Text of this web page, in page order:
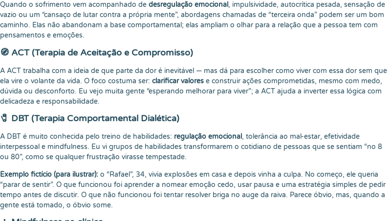
Quando o sofrimento vem acompanhado de desregulação emocional, impulsividade, autocrítica pesada, sensação de
vazio ou um “cansaço de lutar contra a própria mente”, abordagens chamadas de “terceira onda” podem ser um bom
caminho. Elas não abandonam a base comportamental; elas ampliam o olhar para a relação que a pessoa tem com
pensamentos e emoções.
🧭 ACT (Terapia de Aceitação e Compromisso)
A ACT trabalha com a ideia de que parte da dor é inevitável — mas dá para escolher como viver com essa dor sem que
ela vire o volante da vida. O foco costuma ser: clarificar valores e construir ações comprometidas, mesmo com medo,
dúvida ou desconforto. Eu vejo muita gente “esperando melhorar para viver”; a ACT ajuda a inverter essa lógica com
delicadeza e responsabilidade.
🧷 DBT (Terapia Comportamental Dialética)
A DBT é muito conhecida pelo treino de habilidades: regulação emocional, tolerância ao mal-estar, efetividade
interpessoal e mindfulness. Eu vi grupos de habilidades transformarem o cotidiano de pessoas que se sentiam “no 8
ou 80”, como se qualquer frustração virasse tempestade.
Exemplo fictício (para ilustrar): o “Rafael”, 34, vivia explosões em casa e depois vinha a culpa. No começo, ele queria
“parar de sentir”. O que funcionou foi aprender a nomear emoção cedo, usar pausa e uma estratégia simples de pedir
tempo antes de discutir. O que não funcionou foi tentar resolver briga no auge da raiva. Parece óbvio, mas, quando a
gente está tomado, o óbvio some.